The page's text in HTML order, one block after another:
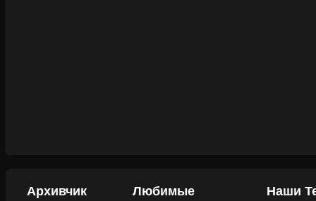
Архивчик
Любимые
Наши